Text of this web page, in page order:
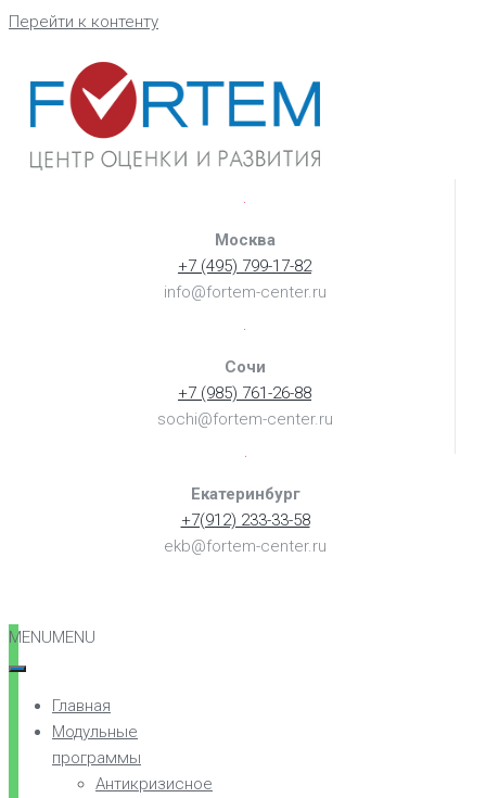
Перейти к контенту
Москва
+7 (495) 799-17-82
info@fortem-center.ru
Сочи
+7 (985) 761-26-88
sochi@fortem-center.ru
Екатеринбург
+7(912) 233-33-58
ekb@fortem-center.ru
MENUMENU
Главная
Модульные
программы
Антикризисное